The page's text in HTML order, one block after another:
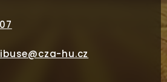
hu.cz